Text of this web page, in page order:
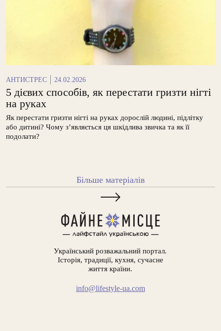
АНТИСТРЕС 24.02.2026
5 дієвих способів, як перестати гризти нігті
на руках
Як перестати гризти нігті на руках дорослій людині, підлітку
або дитині? Чому з’являється ця шкідлива звичка та як її
подолати?
Більше матеріалів
Український розважальний портал.
Історія, традиції, кухня, сучасне
життя країни.
info@lifestyle-ua.com